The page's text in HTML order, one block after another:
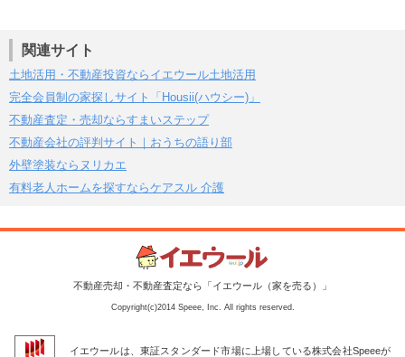
関連サイト
土地活用・不動産投資ならイエウール土地活用
完全会員制の家探しサイト「Housii(ハウシー)」
不動産査定・売却ならすまいステップ
不動産会社の評判サイト｜おうちの語り部
外壁塗装ならヌリカエ
有料老人ホームを探すならケアスル 介護
不動産売却・不動産査定なら「イエウール（家を売る）」
Copyright(c)2014 Speee, Inc. All rights reserved.
イエウールは、東証スタンダード市場に上場している株式会社Speeeが